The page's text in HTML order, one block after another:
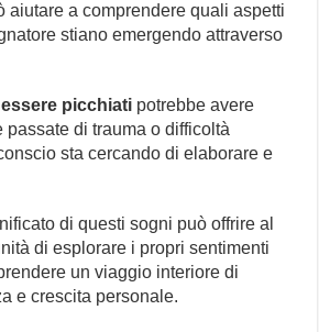
aiutare a comprendere quali aspetti
stiano emergendo attraverso
picchiati potrebbe avere
passate di trauma o difficoltà
sta cercando di elaborare e
di questi sogni può offrire al
di esplorare i propri sentimenti
un viaggio interiore di
e crescita personale.